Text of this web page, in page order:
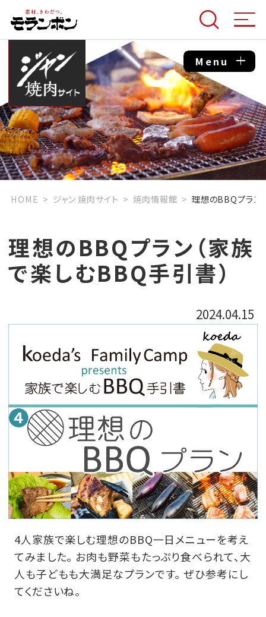
Menu
HOME ジャン 焼肉サイト 焼肉情報館 理想のBBQプラン
理想のBBQプラン（家族
で楽しむBBQ手引書）
2024.04.15
4人家族で楽しむ理想のBBQ一日メニューを考え
てみました。 お肉も野菜もたっぷり食べられて、大
人も子どもも大満足なプランです。 ぜひ参考にし
てくださいね。